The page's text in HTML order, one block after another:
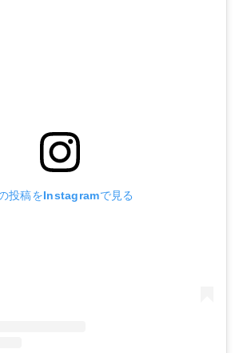
投稿をInstagramで見る